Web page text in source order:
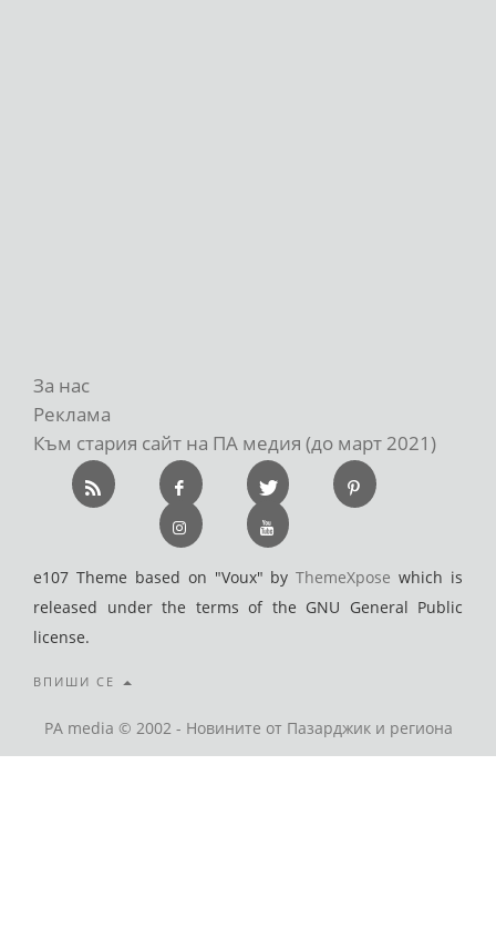
За нас
Реклама
Към стария сайт на ПА медия (до март 2021)
e107 Theme based on "Voux" byThemeXpose which is
released under the terms of the GNU General Public
license.
ВПИШИ СЕ
PA media © 2002 - Новините от Пазарджик и региона